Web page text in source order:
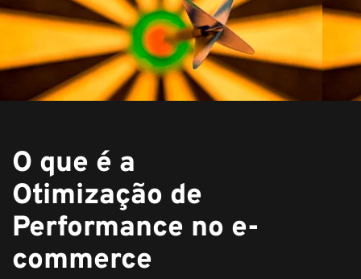
O que é a
Otimização de
Performance no e-
commerce